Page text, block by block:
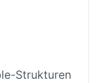
Strukturen